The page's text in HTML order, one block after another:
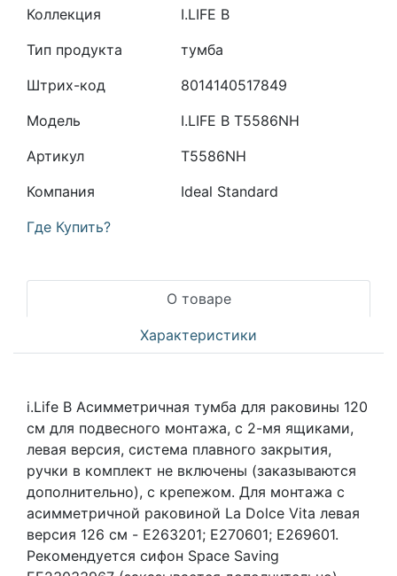
Коллекция
I.LIFE B
Тип продукта
тумба
Штрих-код
8014140517849
Модель
I.LIFE B T5586NH
Артикул
T5586NH
Компания
Ideal Standard
Где Купить?
О товаре
Характеристики
i.Life B Асимметричная тумба для раковины 120
см для подвесного монтажа, с 2-мя ящиками,
левая версия, система плавного закрытия,
ручки в комплект не включены (заказываются
дополнительно), с крепежом. Для монтажа с
асимметричной раковиной La Dolce Vita левая
версия 126 см - E263201; E270601; E269601.
Рекомендуется сифон Space Saving